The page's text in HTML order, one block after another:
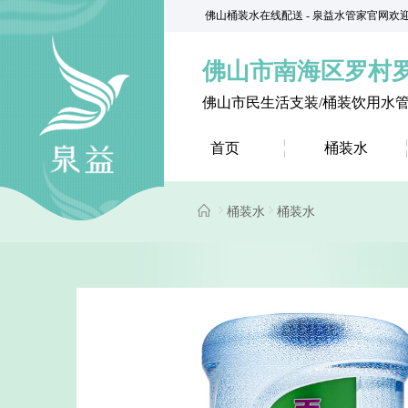
佛山桶装水在线配送 - 泉益水管家官网欢
佛山市南海区罗村
佛山市民生活支装/桶装饮用水
首页 桶装水
桶装水 桶装水